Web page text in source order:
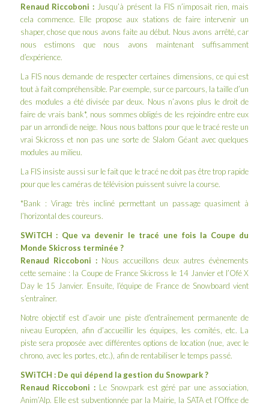
Renaud Riccoboni : Jusqu’à présent la FIS n’imposait rien, mais
cela commence. Elle propose aux stations de faire intervenir un
shaper, chose que nous avons faite au début. Nous avons arrêté, car
nous estimons que nous avons maintenant suffisamment
d’expérience.
La FIS nous demande de respecter certaines dimensions, ce qui est
tout à fait compréhensible. Par exemple, sur ce parcours, la taille d’un
des modules a été divisée par deux. Nous n’avons plus le droit de
faire de vrais bank*, nous sommes obligés de les rejoindre entre eux
par un arrondi de neige. Nous nous battons pour que le tracé reste un
vrai Skicross et non pas une sorte de Slalom Géant avec quelques
modules au milieu.
La FIS insiste aussi sur le fait que le tracé ne doit pas être trop rapide
pour que les caméras de télévision puissent suivre la course.
*Bank : Virage très incliné permettant un passage quasiment à
l’horizontal des coureurs.
SWiTCH : Que va devenir le tracé une fois la Coupe du
Monde Skicross terminée ?
Renaud Riccoboni : Nous accueillons deux autres évènements
cette semaine : la Coupe de France Skicross le 14 Janvier et l’Ofé X
Day le 15 Janvier. Ensuite, l’équipe de France de Snowboard vient
s’entraîner.
Notre objectif est d’avoir une piste d’entraînement permanente de
niveau Européen, afin d’accueillir les équipes, les comités, etc. La
piste sera proposée avec différentes options de location (nue, avec le
chrono, avec les portes, etc.), afin de rentabiliser le temps passé.
SWiTCH : De qui dépend la gestion du Snowpark ?
Renaud Riccoboni : Le Snowpark est géré par une association,
Anim’Alp. Elle est subventionnée par la Mairie, la SATA et l’Office de